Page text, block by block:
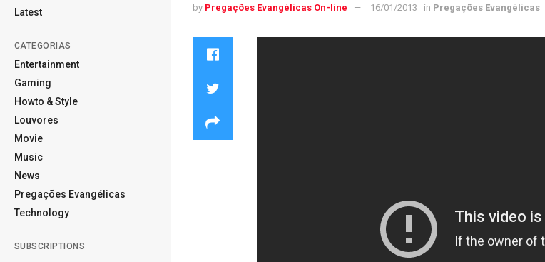
Latest
CATEGORIAS
Entertainment
Gaming
Howto & Style
Louvores
Movie
Music
News
Pregações Evangélicas
Technology
SUBSCRIPTIONS
by Pregações Evangélicas On-line 16/01/2013 in Pregações Evangélicas